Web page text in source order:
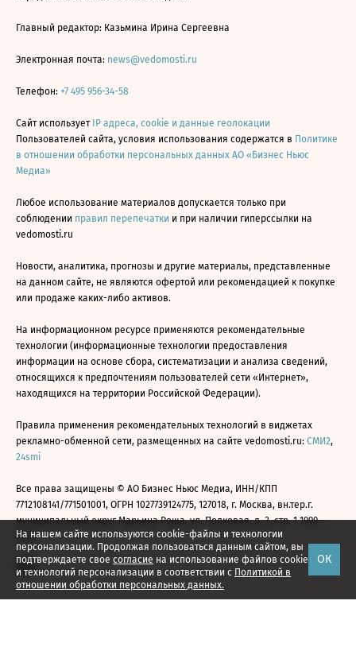
На нашем сайте используются cookie-файлы и технологии
персонализации. Продолжая пользоваться данным сайтом, вы
подтверждаете свое согласие на использование файлов cookie
и технологий персонализации в соответствии с Политикой в
отношении обработки персональных данных.
ОК
Главный редактор: Казьмина Ирина Сергеевна
Электронная почта: news@vedomosti.ru
Телефон: +7 495 956-34-58
Сайт использует IP адреса, cookie и данные геолокации
Пользователей сайта, условия использования содержатся в Политике
в отношении обработки персональных данных АО «Бизнес Ньюс
Медиа»
Любое использование материалов допускается только при
соблюдении правил перепечатки и при наличии гиперссылки на
vedomosti.ru
Новости, аналитика, прогнозы и другие материалы, представленные
на данном сайте, не являются офертой или рекомендацией к покупке
или продаже каких-либо активов.
На информационном ресурсе применяются рекомендательные
технологии (информационные технологии предоставления
информации на основе сбора, систематизации и анализа сведений,
относящихся к предпочтениям пользователей сети «Интернет»,
находящихся на территории Российской Федерации).
Правила применения рекомендательных технологий в виджетах
рекламно-обменной сети, размещенных на сайте vedomosti.ru: СМИ2,
24smi
Все права защищены © АО Бизнес Ньюс Медиа, ИНН/КПП
7712108141/771501001, ОГРН 1027739124775, 127018, г. Москва, вн.тер.г.
муниципальный округ Марьина Роща, ул. Полковая, д. 3, стр. 1 1999—
2026